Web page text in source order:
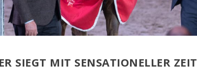
SIEGT MIT SENSATIONELLER ZEIT